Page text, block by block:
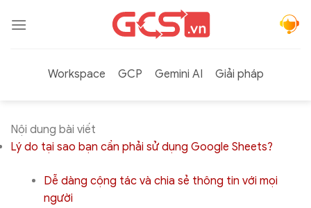
qua
Workspace
GCP Gemini AI Giải pháp
Nội dung bài viết
Lý do tại sao bạn cần phải sử dụng Google Sheets?
Dễ dàng cộng tác và chia sẻ thông tin với mọi
người